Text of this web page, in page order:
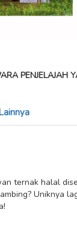
PENJELAJAH
ternak halal
Uniknya